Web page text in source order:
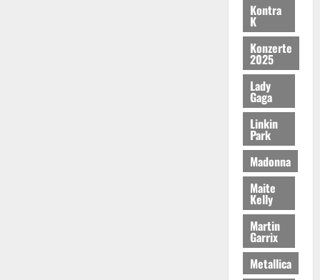
Kontra
K
Konzerte
2025
Lady
Gaga
Linkin
Park
Madonna
Maite
Kelly
Martin
Garrix
Metallica